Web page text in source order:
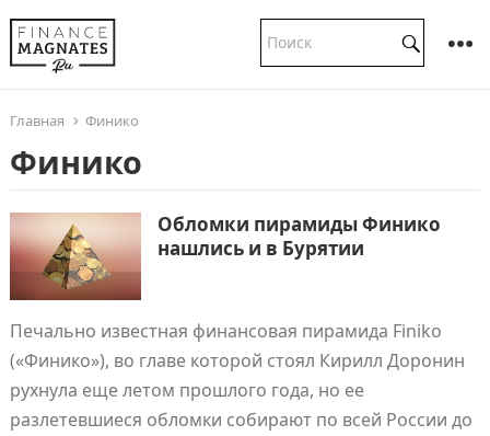
Главная Финико
Финико
Обломки пирамиды Финико
нашлись и в Бурятии
Печально известная финансовая пирамида Finiko
(«Финико»), во главе которой стоял Кирилл Доронин
рухнула еще летом прошлого года, но ее
разлетевшиеся обломки собирают по всей России до